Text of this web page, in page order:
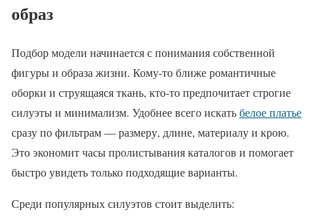
образ
Подбор модели начинается с понимания собственной
фигуры и образа жизни. Кому-то ближе романтичные
оборки и струящаяся ткань, кто-то предпочитает строгие
силуэты и минимализм. Удобнее всего искатьбелое платье
сразу по фильтрам — размеру, длине, материалу и крою.
Это экономит часы пролистывания каталогов и помогает
быстро увидеть только подходящие варианты.
Среди популярных силуэтов стоит выделить: